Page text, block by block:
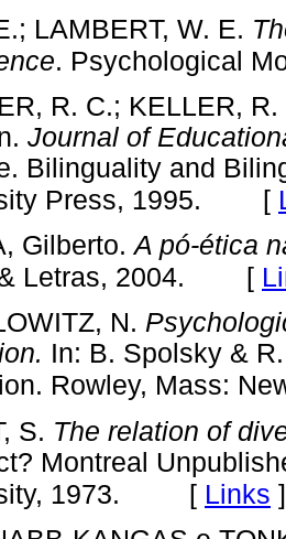
LAMBERT, W. E.
. Psychological
R. C.; KELLER,
Journal of
Bilinguality and
Press, 1995. [
Gilberto.A pó-ética
Letras, 2004. [
N.
In: B. Spolsky &
Rowley, Mass:
S. The relation of
Montreal
1973.
[ Links ]